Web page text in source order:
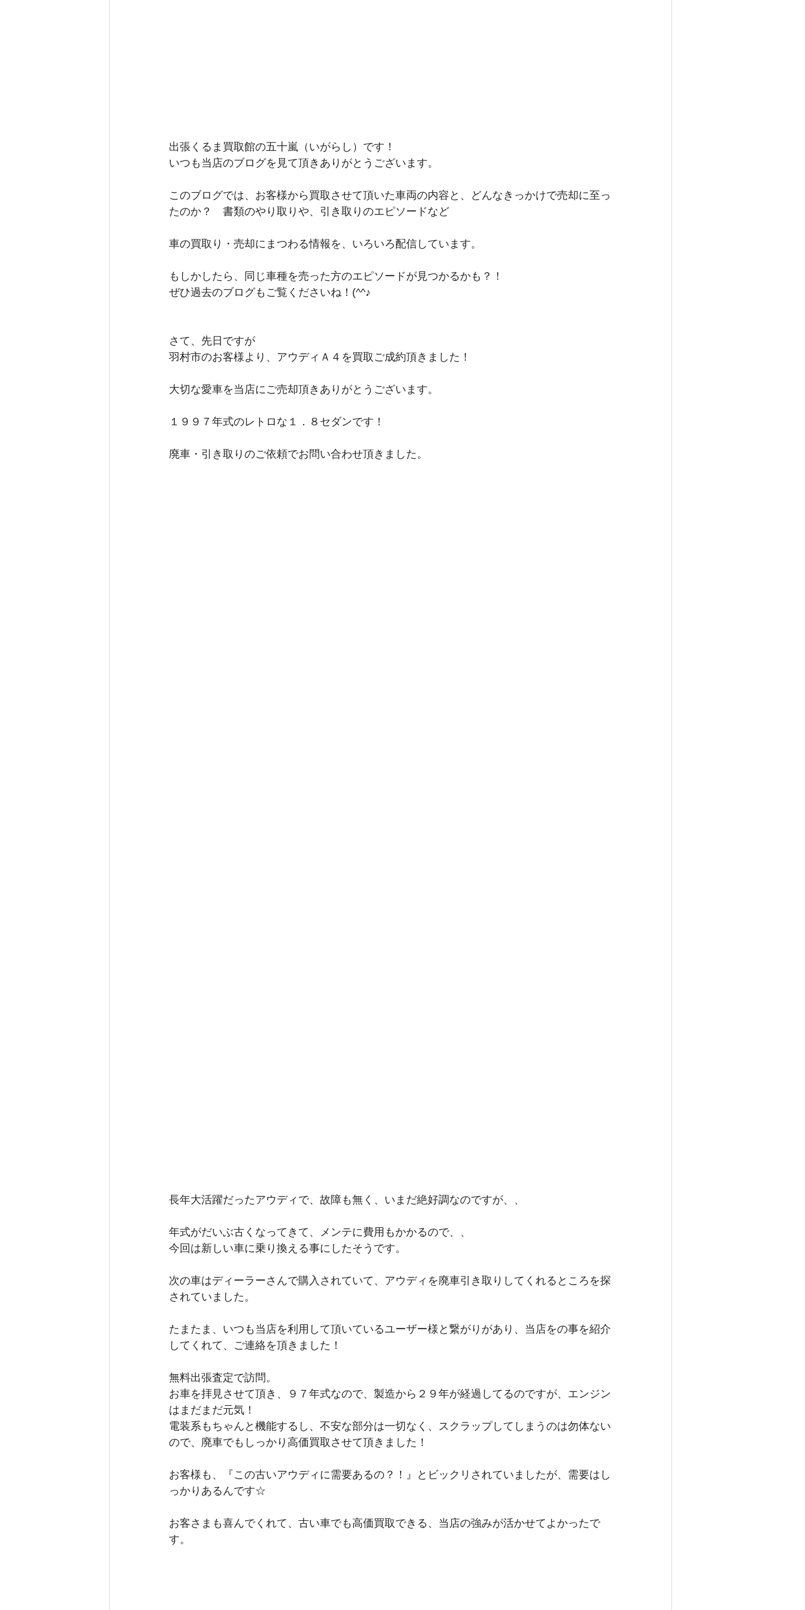
出張くるま買取館の五十嵐（いがらし）です！
いつも当店のブログを見て頂きありがとうございます。
このブログでは、お客様から買取させて頂いた車両の内容と、どんなきっかけで売却に至っ
たのか？　書類のやり取りや、引き取りのエピソードなど
車の買取り・売却にまつわる情報を、いろいろ配信しています。
もしかしたら、同じ車種を売った方のエピソードが見つかるかも？！
ぜひ過去のブログもご覧くださいね！(^^♪
さて、先日ですが
羽村市のお客様より、アウディＡ４を買取ご成約頂きました！
大切な愛車を当店にご売却頂きありがとうございます。
１９９７年式のレトロな１．８セダンです！
廃車・引き取りのご依頼でお問い合わせ頂きました。
長年大活躍だったアウディで、故障も無く、いまだ絶好調なのですが、、
年式がだいぶ古くなってきて、メンテに費用もかかるので、、
今回は新しい車に乗り換える事にしたそうです。
次の車はディーラーさんで購入されていて、アウディを廃車引き取りしてくれるところを探
されていました。
たまたま、いつも当店を利用して頂いているユーザー様と繋がりがあり、当店をの事を紹介
してくれて、ご連絡を頂きました！
無料出張査定で訪問。
お車を拝見させて頂き、９７年式なので、製造から２９年が経過してるのですが、エンジン
はまだまだ元気！
電装系もちゃんと機能するし、不安な部分は一切なく、スクラップしてしまうのは勿体ない
ので、廃車でもしっかり高価買取させて頂きました！
お客様も、『この古いアウディに需要あるの？！』とビックリされていましたが、需要はし
っかりあるんです☆
お客さまも喜んでくれて、古い車でも高価買取できる、当店の強みが活かせてよかったで
す。